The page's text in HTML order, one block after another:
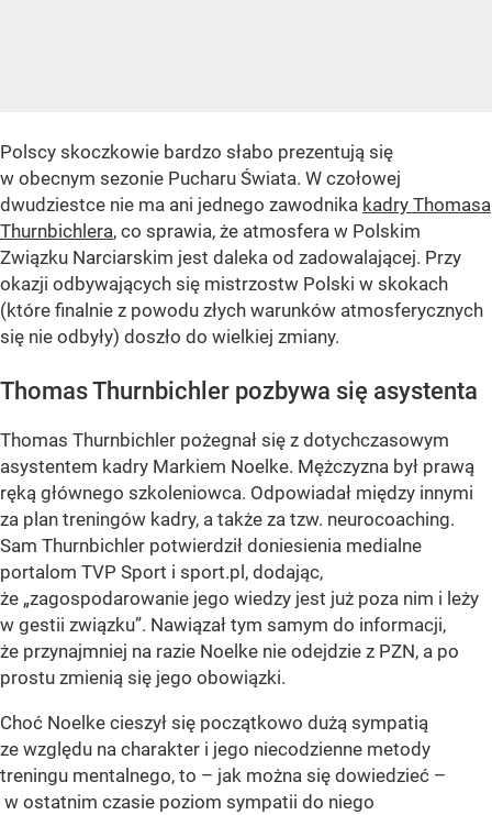
Polscy skoczkowie bardzo słabo prezentują się
w obecnym sezonie Pucharu Świata. W czołowej
dwudziestce nie ma ani jednego zawodnika kadry Thomasa
Thurnbichlera, co sprawia, że atmosfera w Polskim
Związku Narciarskim jest daleka od zadowalającej. Przy
okazji odbywających się mistrzostw Polski w skokach
(które finalnie z powodu złych warunków atmosferycznych
się nie odbyły) doszło do wielkiej zmiany.
Thomas Thurnbichler pozbywa się asystenta
Thomas Thurnbichler pożegnał się z dotychczasowym
asystentem kadry Markiem Noelke. Mężczyzna był prawą
ręką głównego szkoleniowca. Odpowiadał między innymi
za plan treningów kadry, a także za tzw. neurocoaching.
Sam Thurnbichler potwierdził doniesienia medialne
portalom TVP Sport i sport.pl, dodając,
że „zagospodarowanie jego wiedzy jest już poza nim i leży
w gestii związku”. Nawiązał tym samym do informacji,
że przynajmniej na razie Noelke nie odejdzie z PZN, a po
prostu zmienią się jego obowiązki.
Choć Noelke cieszył się początkowo dużą sympatią
ze względu na charakter i jego niecodzienne metody
treningu mentalnego, to – jak można się dowiedzieć –
w ostatnim czasie poziom sympatii do niego